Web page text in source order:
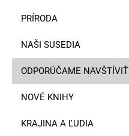
PRÍRODA
NAŠI SUSEDIA
ODPORÚČAME NAVŠTÍVIŤ
NOVÉ KNIHY
KRAJINA A ĽUDIA